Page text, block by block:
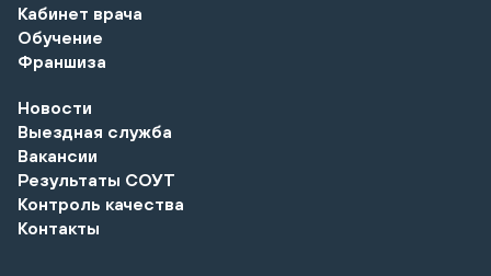
Кабинет врача
Обучение
Франшиза
Новости
Выездная служба
Вакансии
Результаты СОУТ
Контроль качества
Контакты